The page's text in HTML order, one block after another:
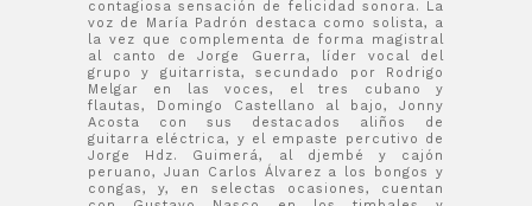
contagiosa sensación de felicidad sonora. La
voz de María Padrón destaca como solista, a
la vez que complementa de forma magistral
al canto de Jorge Guerra, líder vocal del
grupo y guitarrista, secundado por Rodrigo
Melgar en las voces, el tres cubano y
flautas, Domingo Castellano al bajo, Jonny
Acosta con sus destacados aliños de
guitarra eléctrica, y el empaste percutivo de
Jorge Hdz. Guimerá, al djembé y cajón
peruano, Juan Carlos Álvarez a los bongos y
congas, y, en selectas ocasiones, cuentan